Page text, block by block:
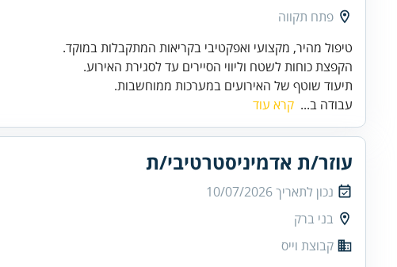
פתח תקווה
תיעוד שוטף של האירועים במערכות ממוחשבות.
עבודה ב... קרא עוד
עוזר/ת אדמיניסטרטיבי/ת
נכון לתאריך10/07/2026
בני ברק
קבוצת וייס